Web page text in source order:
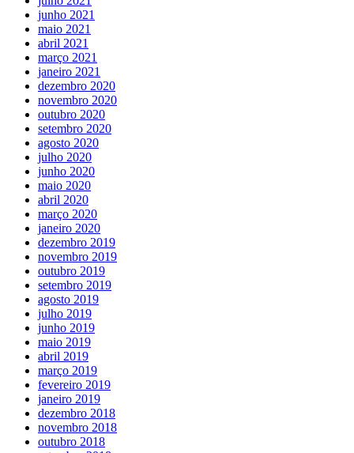
junho 2021
maio 2021
abril 2021
março 2021
janeiro 2021
dezembro 2020
novembro 2020
outubro 2020
setembro 2020
agosto 2020
julho 2020
junho 2020
maio 2020
abril 2020
março 2020
janeiro 2020
dezembro 2019
novembro 2019
outubro 2019
setembro 2019
agosto 2019
julho 2019
junho 2019
maio 2019
abril 2019
março 2019
fevereiro 2019
janeiro 2019
dezembro 2018
novembro 2018
outubro 2018